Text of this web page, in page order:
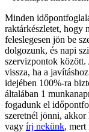
Minden
raktárkészletet, hogy
feleslegesen jön be
dolgozunk, és napi
szervizpontok
vissza, ha a
idejében 100%-ra
általában 1
fogadunk el
szeretnél jönni,
vagy írj nekünk, mert